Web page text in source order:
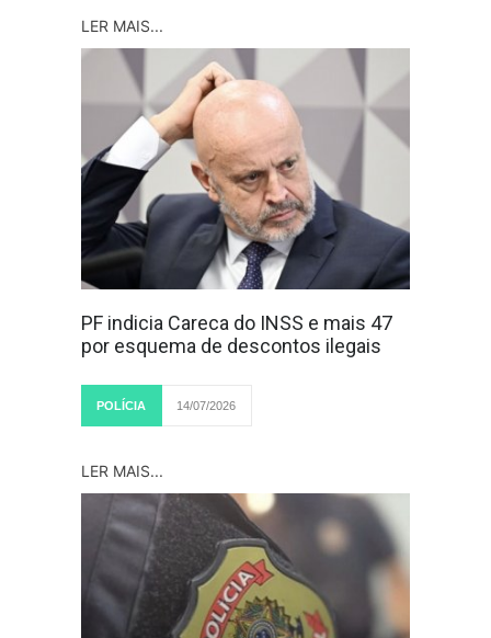
LER MAIS...
PF indicia Careca do INSS e mais 47
por esquema de descontos ilegais
POLÍCIA 14/07/2026
LER MAIS...